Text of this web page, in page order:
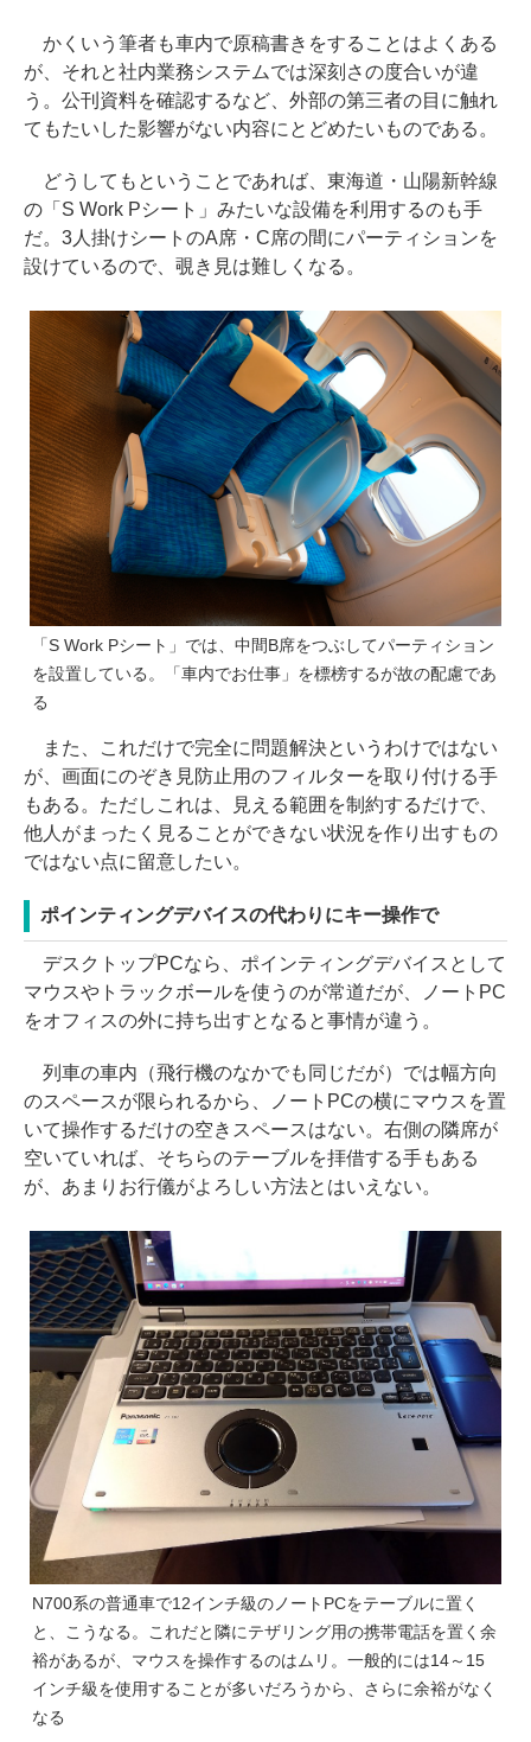
かくいう筆者も車内で原稿書きをすることはよくある
が、それと社内業務システムでは深刻さの度合いが違
う。公刊資料を確認するなど、外部の第三者の目に触れ
てもたいした影響がない内容にとどめたいものである。
どうしてもということであれば、東海道・山陽新幹線
の「S Work Pシート」みたいな設備を利用するのも手
だ。3人掛けシートのA席・C席の間にパーティションを
設けているので、覗き見は難しくなる。
「S Work Pシート」では、中間B席をつぶしてパーティション
を設置している。「車内でお仕事」を標榜するが故の配慮であ
る
また、これだけで完全に問題解決というわけではない
が、画面にのぞき見防止用のフィルターを取り付ける手
もある。ただしこれは、見える範囲を制約するだけで、
他人がまったく見ることができない状況を作り出すもの
ではない点に留意したい。
ポインティングデバイスの代わりにキー操作で
デスクトップPCなら、ポインティングデバイスとして
マウスやトラックボールを使うのが常道だが、ノートPC
をオフィスの外に持ち出すとなると事情が違う。
列車の車内（飛行機のなかでも同じだが）では幅方向
のスペースが限られるから、ノートPCの横にマウスを置
いて操作するだけの空きスペースはない。右側の隣席が
空いていれば、そちらのテーブルを拝借する手もある
が、あまりお行儀がよろしい方法とはいえない。
N700系の普通車で12インチ級のノートPCをテーブルに置く
と、こうなる。これだと隣にテザリング用の携帯電話を置く余
裕があるが、マウスを操作するのはムリ。一般的には14～15
インチ級を使用することが多いだろうから、さらに余裕がなく
なる